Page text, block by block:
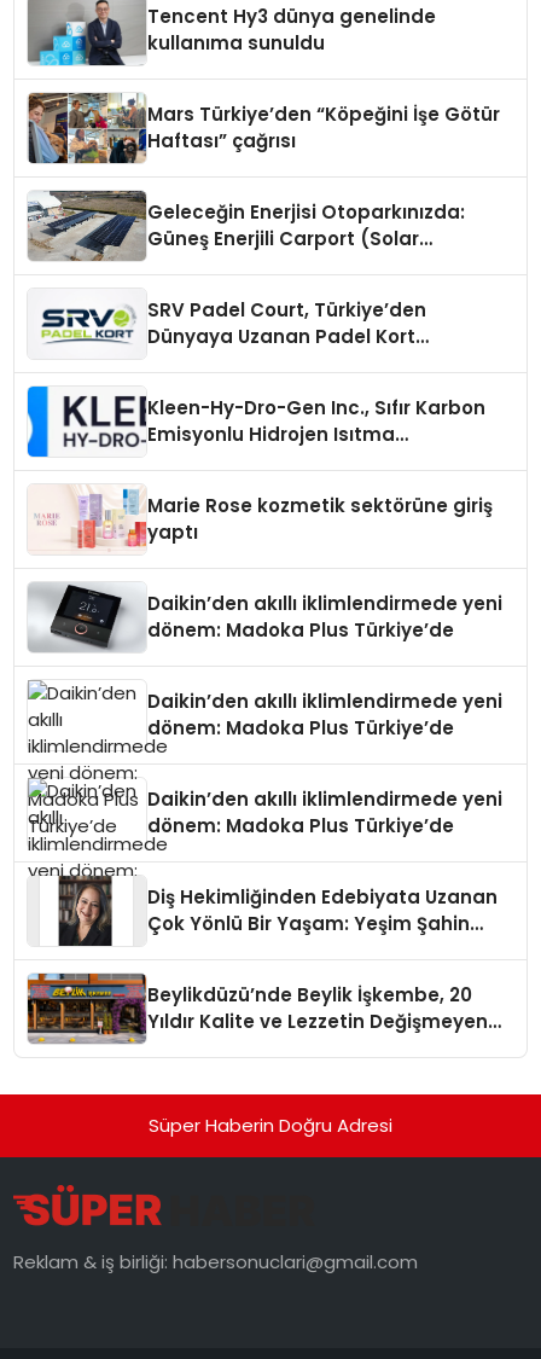
Tencent Hy3 dünya genelinde
kullanıma sunuldu
Mars Türkiye’den “Köpeğini İşe Götür
Haftası” çağrısı
Geleceğin Enerjisi Otoparkınızda:
Güneş Enerjili Carport (Solar
SRV Padel Court, Türkiye’den
Dünyaya Uzanan Padel Kort
Kleen-Hy-Dro-Gen Inc., Sıfır Karbon
Emisyonlu Hidrojen Isıtma
Marie Rose kozmetik sektörüne giriş
yaptı
Daikin’den akıllı iklimlendirmede yeni
dönem: Madoka Plus Türkiye’de
Daikin’den akıllı iklimlendirmede yeni
dönem: Madoka Plus Türkiye’de
Daikin’den akıllı iklimlendirmede yeni
dönem: Madoka Plus Türkiye’de
Diş Hekimliğinden Edebiyata Uzanan
Çok Yönlü Bir Yaşam: Yeşim Şahin
Beylikdüzü’nde Beylik İşkembe, 20
Yıldır Kalite ve Lezzetin Değişmeyen
Süper Haberin Doğru Adresi
Reklam & iş birliği:habersonuclari@gmail.com